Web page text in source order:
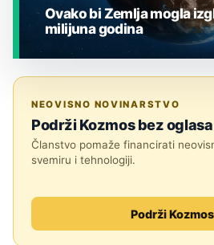
Ovako bi Zemlja mogla
milijuna godina
NEOVISNO NOVINARSTVO
Podrži Kozmos bez oglasa
Članstvo pomaže financirati
svemiru i tehnologiji.
Podrži Kozmos